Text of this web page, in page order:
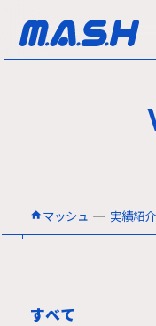
マッシュ ー 実績紹介
すべて